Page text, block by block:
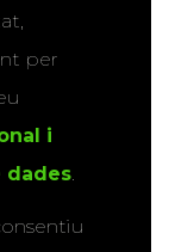
per
i
dades.